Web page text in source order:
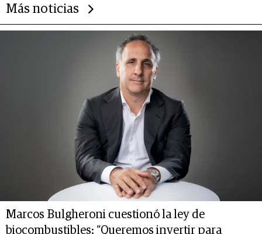
Más noticias
Marcos Bulgheroni cuestionó la ley de
biocombustibles: “Queremos invertir para